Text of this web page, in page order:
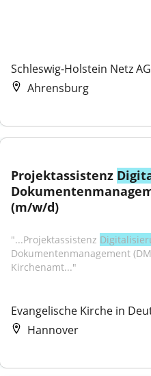
Schleswig-Holstein Netz AG
Ahrensburg
Projektassistenz
(m/w/d)
"...Projektassistenz
Dokumentenmanagement
Kirchenamt..."
Evangelische Kirche in
Hannover